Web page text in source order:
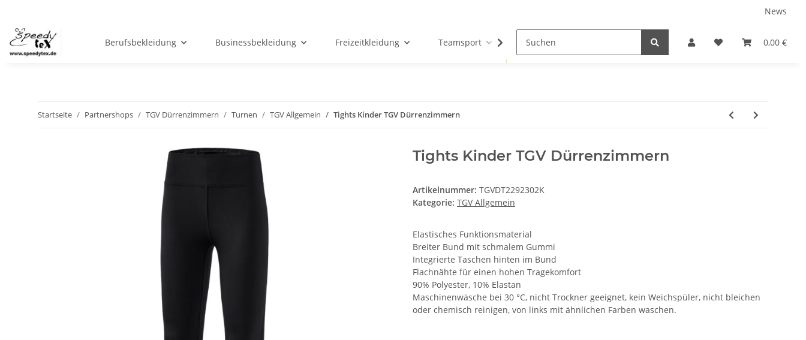
News
0,00 €
Berufsbekleidung Businessbekleidung Freizeitkleidung Teamsport Partnershops
Startseite Partnershops TGV Dürrenzimmern Turnen TGV Allgemein Tights Kinder TGV Dürrenzimmern
Tights Kinder TGV Dürrenzimmern
Artikelnummer: TGVDT2292302K
Kategorie: TGV Allgemein
Elastisches Funktionsmaterial
Breiter Bund mit schmalem Gummi
Integrierte Taschen hinten im Bund
Flachnähte für einen hohen Tragekomfort
90% Polyester, 10% Elastan
Maschinenwäsche bei 30 °C, nicht Trockner geeignet, kein Weichspüler, nicht bleichen
oder chemisch reinigen, von links mit ähnlichen Farben waschen.